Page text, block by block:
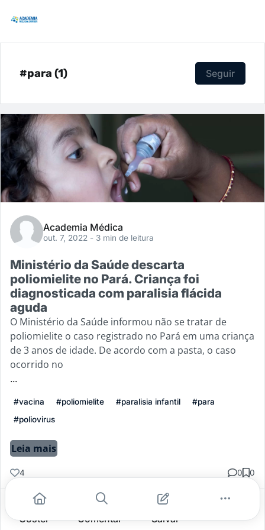
#para (1) Seguir
Academia Médica
out. 7, 2022 - 3 min de leitura
Ministério da Saúde descarta
poliomielite no Pará. Criança foi
diagnosticada com paralisia flácida
aguda
O Ministério da Saúde informou não se tratar de
poliomielite o caso registrado no Pará em uma criança
de 3 anos de idade. De acordo com a pasta, o caso
ocorrido no
...
#vacina #poliomielite #paralisia infantil
#para
#poliovirus
Leia mais
4 0 0
Gostei Comentar Salvar